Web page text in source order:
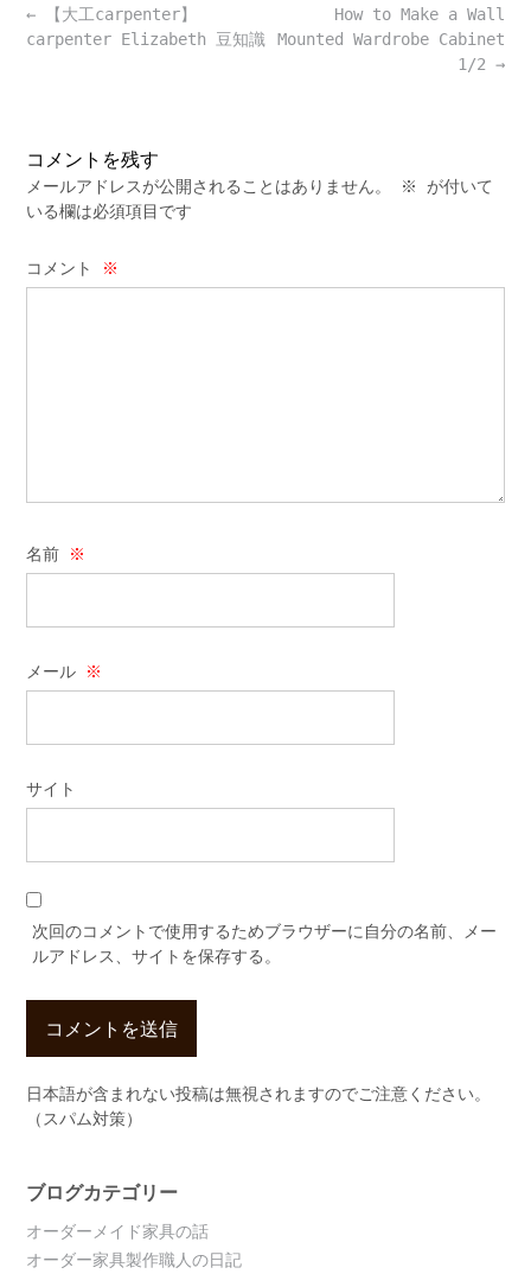
Post
navigation
How to Make a Wall
Mounted Wardrobe Cabinet
1/2 →
← 【大工carpenter】
carpenter Elizabeth 豆知識
コメントを残す
メールアドレスが公開されることはありません。 ※
が付いて
いる欄は必須項目です
コメント ※
名前 ※
メール ※
サイト
次回のコメントで使用するためブラウザーに自分の名前、メー
ルアドレス、サイトを保存する。
日本語が含まれない投稿は無視されますのでご注意ください。
（スパム対策）
ブログカテゴリー
オーダーメイド家具の話
オーダー家具製作職人の日記